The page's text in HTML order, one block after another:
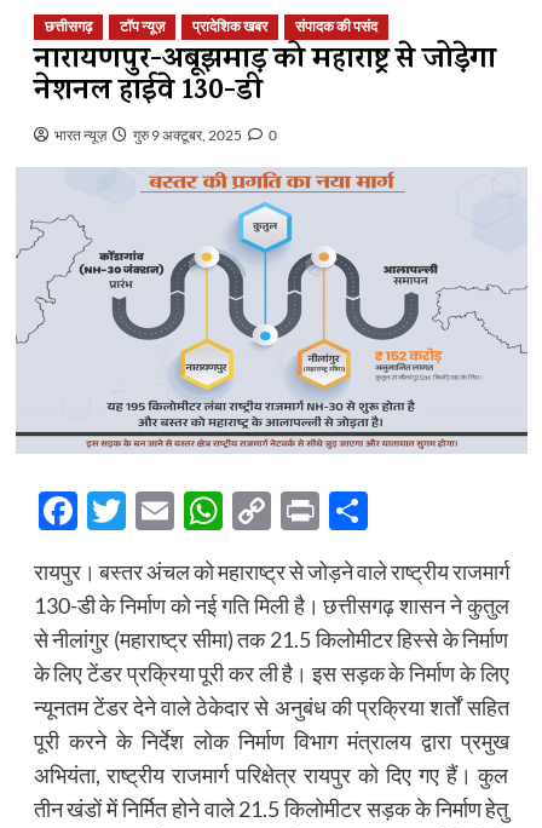
छत्तीसगढ़ टॉप न्यूज़ प्रादेशिक खबर संपादक की पसंद
नारायणपुर-अबूझमाड़ को महाराष्ट्र से जोड़ेगा
नेशनल हाईवे 130-डी
भारत न्यूज़ गुरु 9 अक्टूबर, 2025 0
Facebook
Twitter
EmailWhatsApp
Copy
Link
PrintShare
रायपुर। बस्तर अंचल को महाराष्ट्र से जोड़ने वाले राष्ट्रीय राजमार्ग
130-डी के निर्माण को नई गति मिली है। छत्तीसगढ़ शासन ने कुतुल
से नीलांगुर (महाराष्ट्र सीमा) तक 21.5 किलोमीटर हिस्से के निर्माण
के लिए टेंडर प्रक्रिया पूरी कर ली है। इस सड़क के निर्माण के लिए
न्यूनतम टेंडर देने वाले ठेकेदार से अनुबंध की प्रक्रिया शर्तों सहित
पूरी करने के निर्देश लोक निर्माण विभाग मंत्रालय द्वारा प्रमुख
अभियंता, राष्ट्रीय राजमार्ग परिक्षेत्र रायपुर को दिए गए हैं। कुल
तीन खंडों में निर्मित होने वाले 21.5 किलोमीटर सड़क के निर्माण हेतु